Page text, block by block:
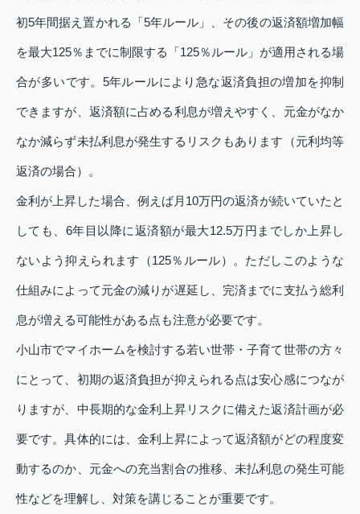
初5年間据え置かれる「5年ルール」、その後の返済額増加幅
を最大125％までに制限する「125％ルール」が適用される場
合が多いです。5年ルールにより急な返済負担の増加を抑制
できますが、返済額に占める利息が増えやすく、元金がなか
なか減らず未払利息が発生するリスクもあります（元利均等
返済の場合）。
金利が上昇した場合、例えば月10万円の返済が続いていたと
しても、6年目以降に返済額が最大12.5万円までしか上昇し
ないよう抑えられます（125％ルール）。ただしこのような
仕組みによって元金の減りが遅延し、完済までに支払う総利
息が増える可能性がある点も注意が必要です。
小山市でマイホームを検討する若い世帯・子育て世帯の方々
にとって、初期の返済負担が抑えられる点は安心感につなが
りますが、中長期的な金利上昇リスクに備えた返済計画が必
要です。具体的には、金利上昇によって返済額がどの程度変
動するのか、元金への充当割合の推移、未払利息の発生可能
性などを理解し、対策を講じることが重要です。